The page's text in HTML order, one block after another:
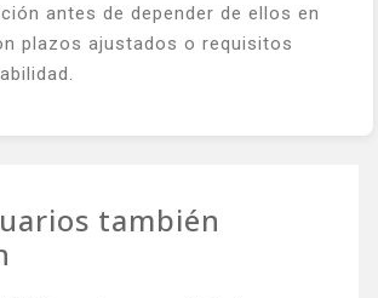
antes de depender de ellos en
plazos ajustados o requisitos
también